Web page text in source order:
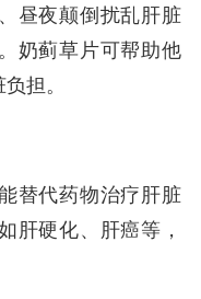
昼夜颠倒扰乱肝脏
奶蓟草片可帮助他
担。
替代药物治疗肝脏
肝硬化、肝癌等，